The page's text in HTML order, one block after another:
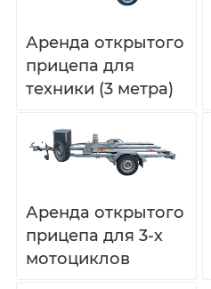
Аренда открытого
прицепа для
техники (3 метра)
Аренда открытого
прицепа для 3-х
мотоциклов